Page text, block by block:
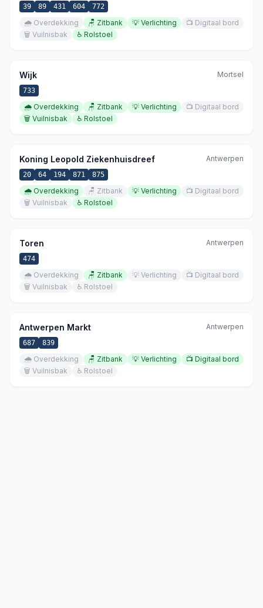
39 89 431 604 772
🌧️ Overdekking 🪑 Zitbank 💡 Verlichting 📺 Digitaal bord
🗑️ Vuilnisbak ♿ Rolstoel
Wijk Mortsel
733
🌧️ Overdekking 🪑 Zitbank 💡 Verlichting 📺 Digitaal bord
🗑️ Vuilnisbak ♿ Rolstoel
Koning Leopold Ziekenhuisdreef Antwerpen
20 64 194 871 875
🌧️ Overdekking 🪑 Zitbank 💡 Verlichting 📺 Digitaal bord
🗑️ Vuilnisbak ♿ Rolstoel
Toren Antwerpen
474
🌧️ Overdekking 🪑 Zitbank 💡 Verlichting 📺 Digitaal bord
🗑️ Vuilnisbak ♿ Rolstoel
Antwerpen Markt Antwerpen
687 839
🌧️ Overdekking 🪑 Zitbank 💡 Verlichting 📺 Digitaal bord
🗑️ Vuilnisbak ♿ Rolstoel